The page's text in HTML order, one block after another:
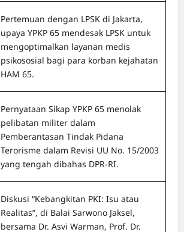
Pertemuan dengan LPSK di Jakarta,
upaya YPKP 65 mendesak LPSK untuk
mengoptimalkan layanan medis
psikososial bagi para korban kejahatan
HAM 65.
Pernyataan Sikap YPKP 65 menolak
pelibatan militer dalam
Pemberantasan Tindak Pidana
Terorisme dalam Revisi UU No. 15/2003
yang tengah dibahas DPR-RI.
Diskusi “Kebangkitan PKI: Isu atau
Realitas”, di Balai Sarwono Jaksel,
bersama Dr. Asvi Warman, Prof. Dr.